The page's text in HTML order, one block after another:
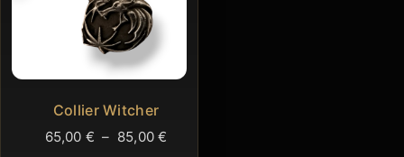
Collier Witcher
65,00 € – 85,00€